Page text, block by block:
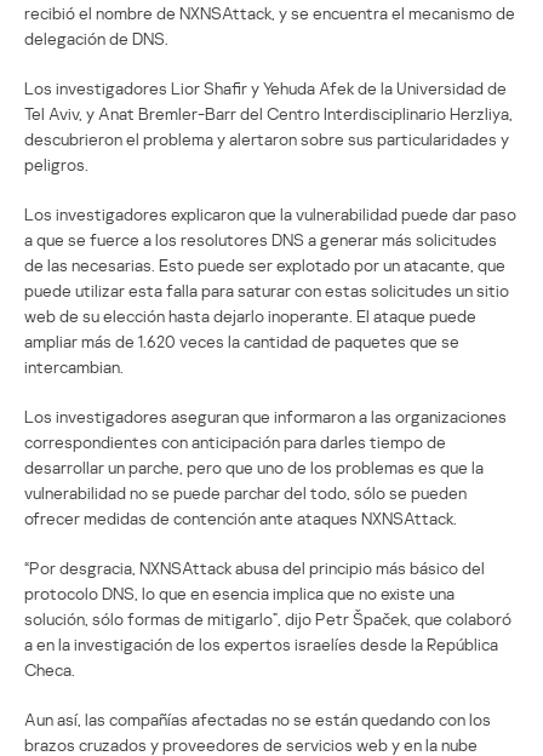
recibió el nombre de NXNSAttack, y se encuentra el mecanismo de
delegación de DNS.
Los investigadores Lior Shafir y Yehuda Afek de la Universidad de
Tel Aviv, y Anat Bremler-Barr del Centro Interdisciplinario Herzliya,
descubrieron el problema y alertaron sobre sus particularidades y
peligros.
Los investigadores explicaron que la vulnerabilidad puede dar paso
a que se fuerce a los resolutores DNS a generar más solicitudes
de las necesarias. Esto puede ser explotado por un atacante, que
puede utilizar esta falla para saturar con estas solicitudes un sitio
web de su elección hasta dejarlo inoperante. El ataque puede
ampliar más de 1.620 veces la cantidad de paquetes que se
intercambian.
Los investigadores aseguran que informaron a las organizaciones
correspondientes con anticipación para darles tiempo de
desarrollar un parche, pero que uno de los problemas es que la
vulnerabilidad no se puede parchar del todo, sólo se pueden
ofrecer medidas de contención ante ataques NXNSAttack.
“Por desgracia, NXNSAttack abusa del principio más básico del
protocolo DNS, lo que en esencia implica que no existe una
solución, sólo formas de mitigarlo”, dijo Petr Špaček, que colaboró
a en la investigación de los expertos israelíes desde la República
Checa.
Aun así, las compañías afectadas no se están quedando con los
brazos cruzados y proveedores de servicios web y en la nube